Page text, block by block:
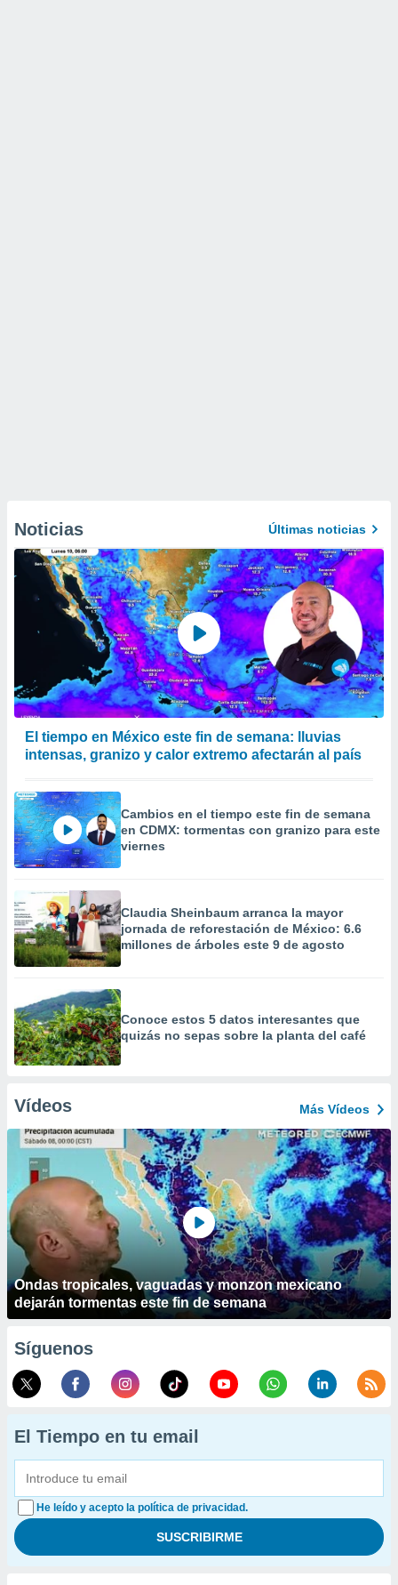
Noticias Últimas noticias
El tiempo en México este fin de semana: lluvias
intensas, granizo y calor extremo afectarán al país
Cambios en el tiempo este fin de semana
en CDMX: tormentas con granizo para este
viernes
Claudia Sheinbaum arranca la mayor
jornada de reforestación de México: 6.6
millones de árboles este 9 de agosto
Conoce estos 5 datos interesantes que
quizás no sepas sobre la planta del café
Vídeos Más Vídeos
Ondas tropicales, vaguadas y monzon mexicano
dejarán tormentas este fin de semana
Síguenos
El Tiempo en tu email
He leído y acepto la política de privacidad.